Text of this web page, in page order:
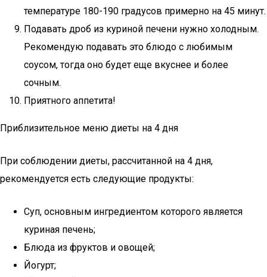
температуре 180-190 градусов примерно на 45 минут.
Подавать дроб из куриной печени нужно холодным.
Рекомендую подавать это блюдо с любимым
соусом, тогда оно будет еще вкуснее и более
сочным.
Приятного аппетита!
Приблизительное меню диеты на 4 дня
При соблюдении диеты, рассчитанной на 4 дня,
рекомендуется есть следующие продукты:
Суп, основным ингредиентом которого является
куриная печень;
Блюда из фруктов и овощей;
Йогурт;